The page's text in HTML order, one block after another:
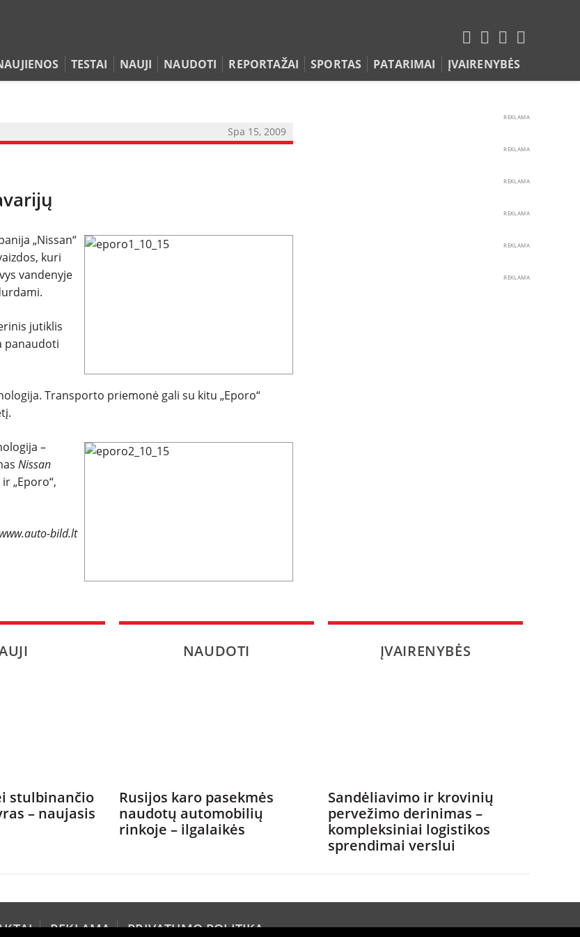
TESTAI NAUJI NAUDOTI REPORTAŽAI SPORTAS PATARIMAI ĮVAIRENYBĖS
NAUJI
NAUDOTI
PATARIMAI
Spa 15, 2009
„Nissan“
kuri
vandenyje
jutiklis
panaudoti
Transporto priemonė gali su kitu „Eporo“
–
Nissan
„Eporo“,
www.auto-bild.lt
REKLAMA
REKLAMA
REKLAMA
REKLAMA
REKLAMA
REKLAMA
stulbinančio
– naujasis
NAUDOTI
Rusijos karo pasekmės
naudotų automobilių
rinkoje – ilgalaikės
ĮVAIRENYBĖS
Sandėliavimo ir krovinių
pervežimo derinimas –
kompleksiniai logistikos
sprendimai verslui
REKLAMA PRIVATUMO POLITIKA